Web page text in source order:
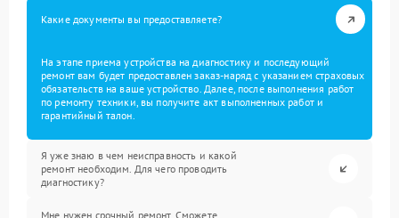
Какие документы вы предоставляете?
На этапе приема устройства на диагностику и последующий
ремонт вам будет предоставлен заказ-наряд с указанием страховых
обязательств на ваше устройство. Далее, после выполнения работ
по ремонту техники, вы получите акт выполненных работ и
гарантийный талон.
Я уже знаю в чем неисправность и какой
ремонт необходим. Для чего проводить
диагностику?
Мне нужен срочный ремонт. Сможете